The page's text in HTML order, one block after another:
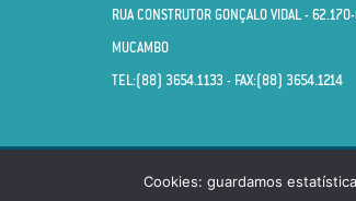
RUA CONSTRUTOR GONÇALO VIDAL -
MUCAMBO
TEL:(88) 3654.1133 - FAX:(88) 3654.1214
© PREFEITURA MUNICIPAL DE
Cookies: guardamos